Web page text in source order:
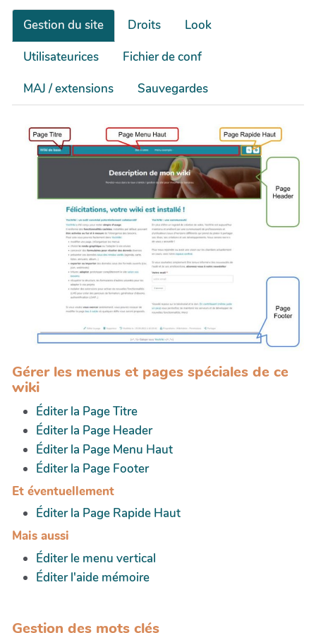
Gestion du site Droits
Look
Utilisateurices
Fichier de conf
MAJ / extensions
Sauvegardes
Gérer les menus et pages spéciales de ce
wiki
Éditer la Page Titre
Éditer la Page Header
Éditer la Page Menu Haut
Éditer la Page Footer
Et éventuellement
Éditer la Page Rapide Haut
Mais aussi
Éditer le menu vertical
Éditer l'aide mémoire
Gestion des mots clés